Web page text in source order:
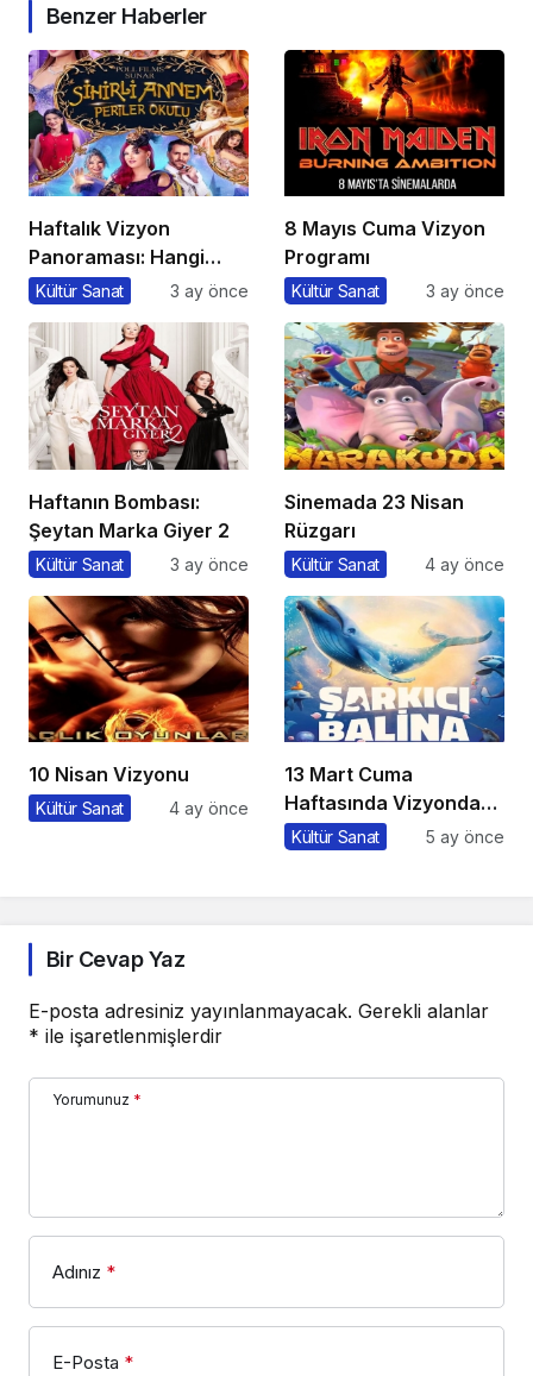
Benzer Haberler
Haftalık Vizyon
Panoraması: Hangi
Filmi İzlemeli?
Kültür Sanat 3 ay önce
8 Mayıs Cuma Vizyon
Programı
Kültür Sanat 3 ay önce
Haftanın Bombası:
Şeytan Marka Giyer 2
Kültür Sanat 3 ay önce
Sinemada 23 Nisan
Rüzgarı
Kültür Sanat 4 ay önce
10 Nisan Vizyonu
Kültür Sanat 4 ay önce
13 Mart Cuma
Haftasında Vizyonda
Hangi Filmler Var?
Kültür Sanat 5 ay önce
Bir Cevap Yaz
E-posta adresiniz yayınlanmayacak. Gerekli alanlar
* ile işaretlenmişlerdir
Yorumunuz *
Adınız *
E-Posta *